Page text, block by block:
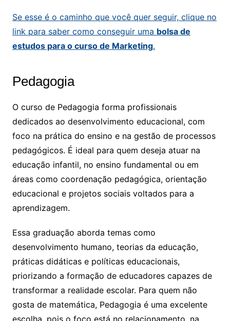
Se esse é o caminho que você quer seguir, clique no
link para saber como conseguir uma bolsa de
estudos para o curso de Marketing.
Pedagogia
O curso de Pedagogia forma profissionais
dedicados ao desenvolvimento educacional, com
foco na prática do ensino e na gestão de processos
pedagógicos. É ideal para quem deseja atuar na
educação infantil, no ensino fundamental ou em
áreas como coordenação pedagógica, orientação
educacional e projetos sociais voltados para a
aprendizagem.
Essa graduação aborda temas como
desenvolvimento humano, teorias da educação,
práticas didáticas e políticas educacionais,
priorizando a formação de educadores capazes de
transformar a realidade escolar. Para quem não
gosta de matemática, Pedagogia é uma excelente